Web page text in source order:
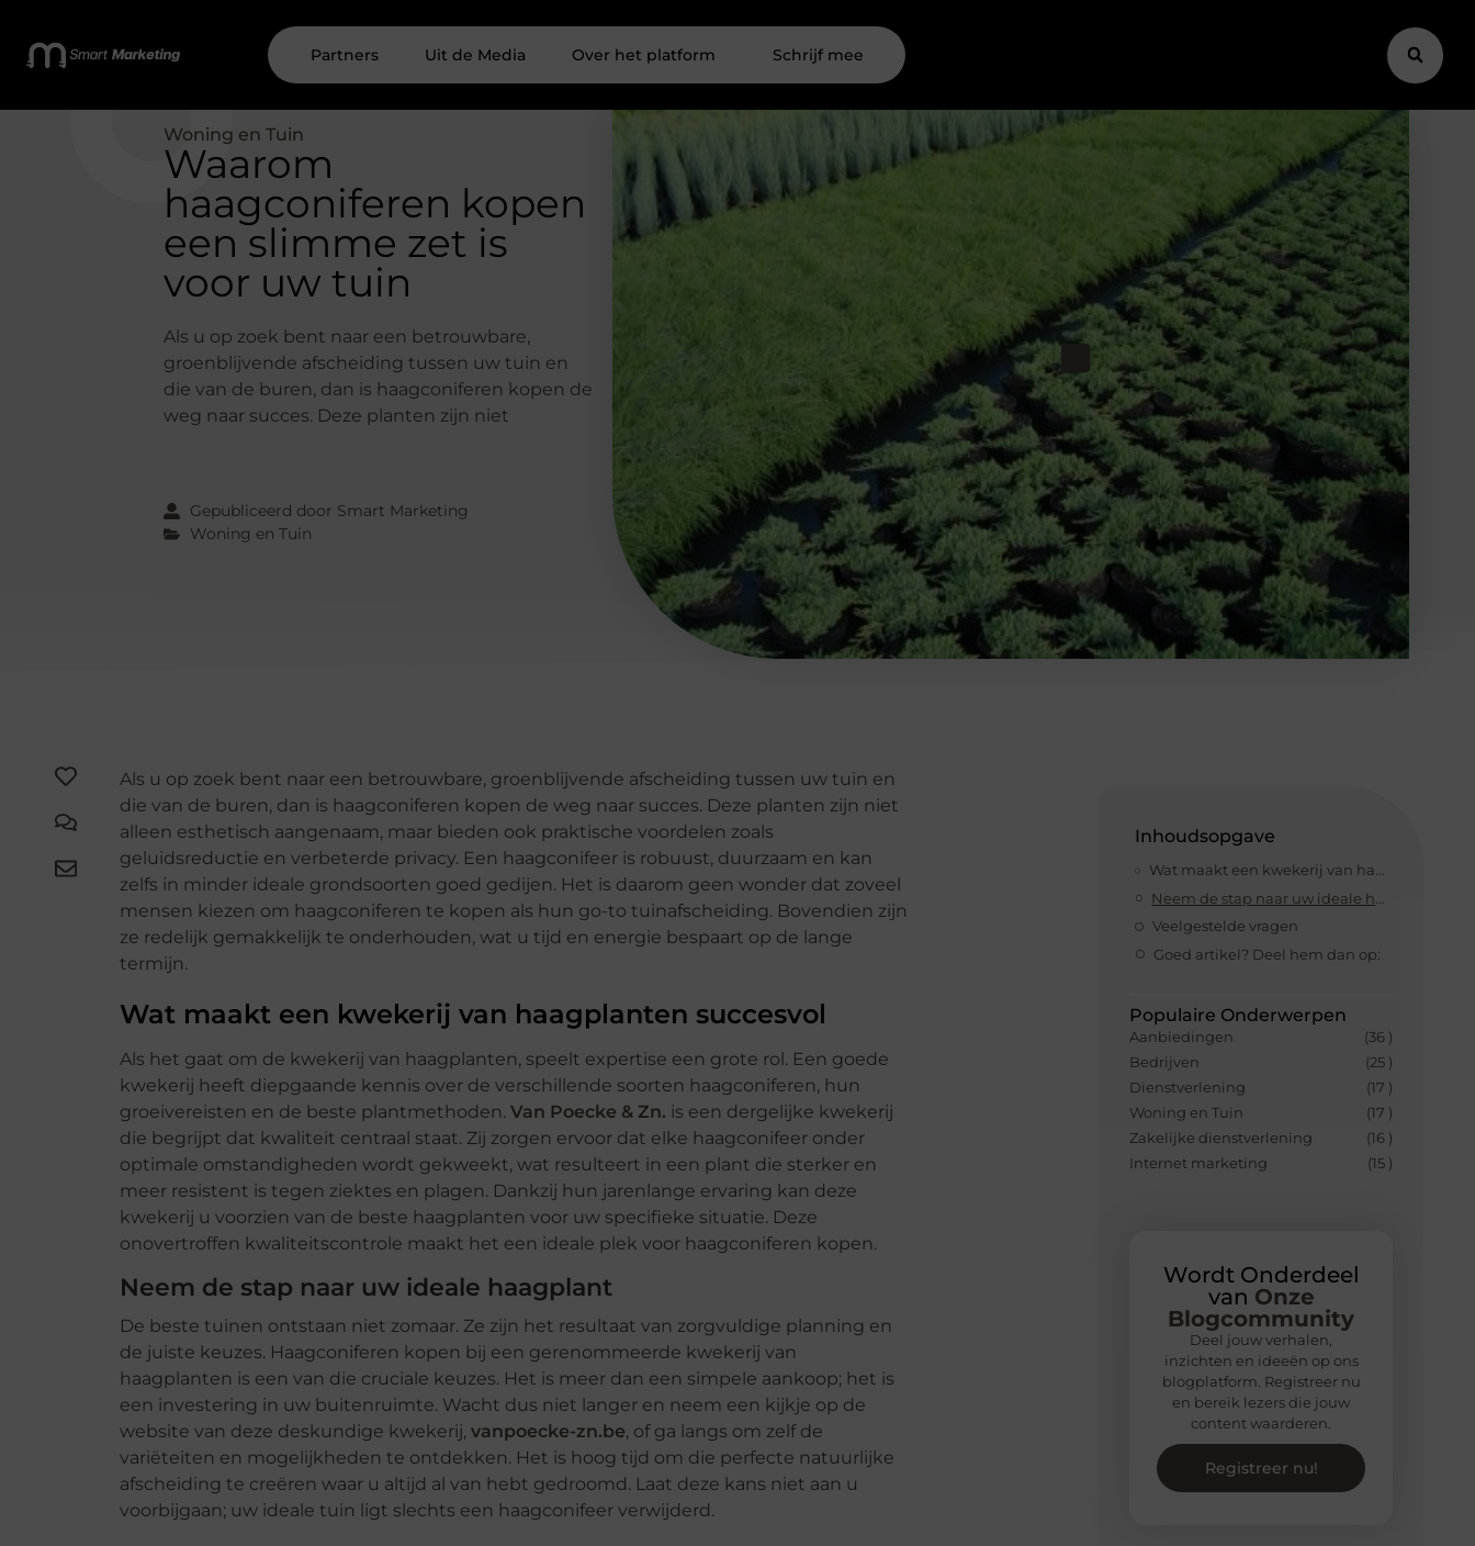
Partners Uit de Media Over het platform Schrijf mee
Woning en Tuin
Waarom
haagconiferen kopen
een slimme zet is
voor uw tuin
Als u op zoek bent naar een betrouwbare,
groenblijvende afscheiding tussen uw tuin en
die van de buren, dan is haagconiferen kopen de
weg naar succes. Deze planten zijn niet
Gepubliceerd door Smart Marketing
Woning en Tuin
Inhoudsopgave
Wat maakt een kwekerij van haagplanten succesvol
Veelgestelde vragen
Goed artikel? Deel hem dan op:
Populaire Onderwerpen
Aanbiedingen
(36 )
Bedrijven
(25 )
Dienstverlening
(17 )
Woning en Tuin
(17 )
Zakelijke dienstverlening
(16 )
Internet marketing
(15 )
Wordt Onderdeel
van Onze
Blogcommunity
Deel jouw verhalen,
inzichten en ideeën op ons
blogplatform. Registreer nu
en bereik lezers die jouw
content waarderen.
Registreer nu!
Als u op zoek bent naar een betrouwbare, groenblijvende afscheiding tussen uw tuin en
die van de buren, dan is haagconiferen kopen de weg naar succes. Deze planten zijn niet
alleen esthetisch aangenaam, maar bieden ook praktische voordelen zoals
geluidsreductie en verbeterde privacy. Een haagconifeer is robuust, duurzaam en kan
zelfs in minder ideale grondsoorten goed gedijen. Het is daarom geen wonder dat zoveel
mensen kiezen om haagconiferen te kopen als hun go-to tuinafscheiding. Bovendien zijn
ze redelijk gemakkelijk te onderhouden, wat u tijd en energie bespaart op de lange
termijn.
Wat maakt een kwekerij van haagplanten succesvol
Als het gaat om de kwekerij van haagplanten, speelt expertise een grote rol. Een goede
kwekerij heeft diepgaande kennis over de verschillende soorten haagconiferen, hun
groeivereisten en de beste plantmethoden.Van Poecke & Zn. is een dergelijke kwekerij
die begrijpt dat kwaliteit centraal staat. Zij zorgen ervoor dat elke haagconifeer onder
optimale omstandigheden wordt gekweekt, wat resulteert in een plant die sterker en
meer resistent is tegen ziektes en plagen. Dankzij hun jarenlange ervaring kan deze
kwekerij u voorzien van de beste haagplanten voor uw specifieke situatie. Deze
onovertroffen kwaliteitscontrole maakt het een ideale plek voor haagconiferen kopen.
Neem de stap naar uw ideale haagplant
De beste tuinen ontstaan niet zomaar. Ze zijn het resultaat van zorgvuldige planning en
de juiste keuzes. Haagconiferen kopen bij een gerenommeerde kwekerij van
haagplanten is een van die cruciale keuzes. Het is meer dan een simpele aankoop; het is
een investering in uw buitenruimte. Wacht dus niet langer en neem een kijkje op de
website van deze deskundige kwekerij,vanpoecke-zn.be, of ga langs om zelf de
variëteiten en mogelijkheden te ontdekken. Het is hoog tijd om die perfecte natuurlijke
afscheiding te creëren waar u altijd al van hebt gedroomd. Laat deze kans niet aan u
voorbijgaan; uw ideale tuin ligt slechts een haagconifeer verwijderd.